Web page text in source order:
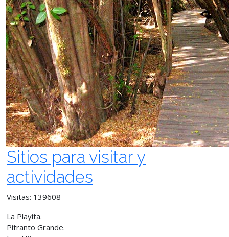
Sitios para visitar y
actividades
Visitas: 139608
La Playita.
Pitranto Grande.